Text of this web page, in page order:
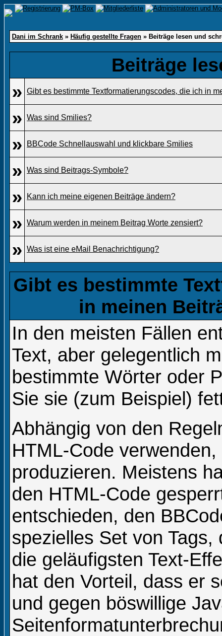
Dani im Schrank » Häufig gestellte Fragen » Beiträge lesen und
Beiträge
» Gibt es bestimmte Textformatierungscodes, die ich in
» Was sind Smilies?
» BBCode Schnellauswahl und klickbare Smilies
» Was sind Beitrags-Symbole?
» Kann ich meine eigenen Beiträge ändern?
» Warum werden in meinem Beitrag Worte zensiert?
» Was ist eine eMail Benachrichtigung?
Gibt es bestimmte
in meinen
In den meisten Fällen
Text, aber gelegentlich
bestimmte Wörter oder
Sie sie (zum Beispiel)
Abhängig von den
HTML-Code
produzieren. Meistens
den HTML-Code
entschieden, den
spezielles Set von
die geläufigsten Text-
hat den Vorteil, dass er
und gegen böswillige